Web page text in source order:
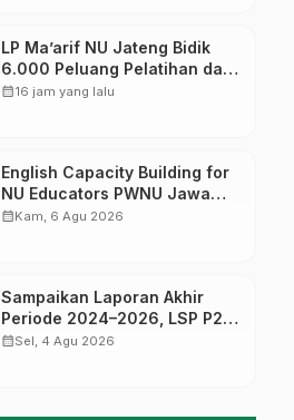
LP Ma’arif NU Jateng Bidik
6.000 Peluang Pelatihan dan
Sertifikasi bagi Lulusan SMK
calendar_month16 jam yang lalu
English Capacity Building for
NU Educators PWNU Jawa
Tengah Batch#4; Membuka
calendar_monthKam, 6 Agu 2026
Sampaikan Laporan Akhir
Periode 2024–2026, LSP P2
Ma’arif NU Jateng Mantapkan
calendar_monthSel, 4 Agu 2026